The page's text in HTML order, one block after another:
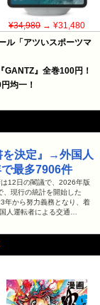
¥34,980→ ¥31,480
ル「アツいスポーツマ
』全巻100円！
均一！
を決定』→外国人
最多7906件
12日の閣議で、2026年版
、現行の統計を開始した
年から努力義務となり、着
人運転者による交通…